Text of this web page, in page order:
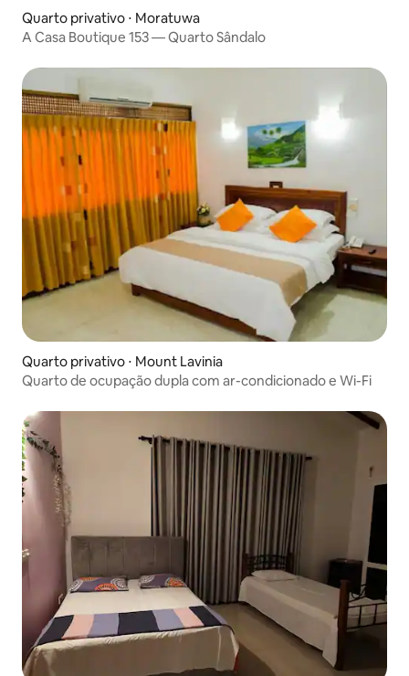
Quarto privativo ⋅ Moratuwa
A Casa Boutique 153 — Quarto Sândalo
Quarto privativo ⋅ Mount Lavinia
Quarto de ocupação dupla com ar-condicionado e Wi-Fi